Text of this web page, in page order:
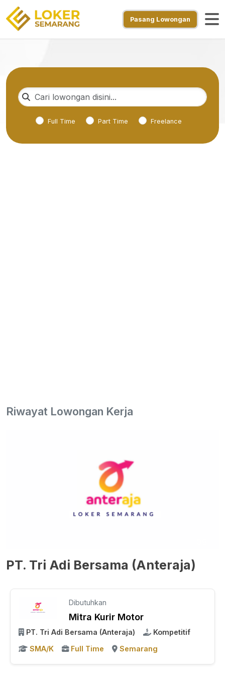
Pasang Lowongan
Full Time Part Time Freelance
Riwayat Lowongan Kerja
PT. Tri Adi Bersama (Anteraja)
Dibutuhkan
Mitra Kurir Motor
PT. Tri Adi Bersama (Anteraja)
Kompetitif
SMA/K
Full Time Semarang